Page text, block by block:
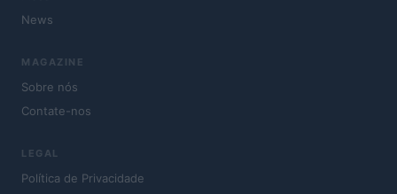
News
MAGAZINE
Sobre nós
Contate-nos
LEGAL
Política de Privacidade